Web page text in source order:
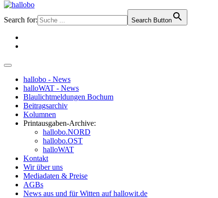
Search for: Search Button
hallobo - News
halloWAT - News
Blaulichtmeldungen Bochum
Beitragsarchiv
Kolumnen
Printausgaben-Archive:
hallobo.NORD
hallobo.OST
halloWAT
Kontakt
Wir über uns
Mediadaten & Preise
AGBs
News aus und für Witten auf hallowit.de